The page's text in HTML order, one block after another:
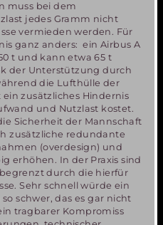
muss bei dem
jedes Gramm nicht
vermieden werden. Für
ganz anders: ein Airbus A
t und kann etwa 65 t
der Unterstützung durch
die Lufthülle der
zusätzliches Hindernis
und Nutzlast kostet.
Sicherheit der Mannschaft
zusätzliche redundante
(overdesign) und
erhöhen. In der Praxis sind
durch die hierfür
Sehr schnell würde ein
schwer, das es gar nicht
tragbarer Kompromiss